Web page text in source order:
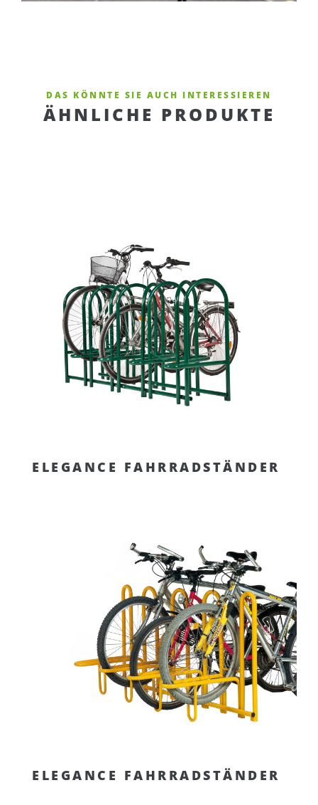
DAS KÖNNTE SIE AUCH INTERESSIEREN
ÄHNLICHE PRODUKTE
ELEGANCE FAHRRADSTÄNDER
ELEGANCE FAHRRADSTÄNDER